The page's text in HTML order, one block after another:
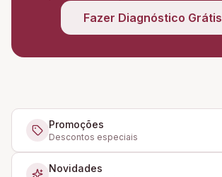
Fazer Diagnóstico Grátis
Promoções
Descontos especiais
Novidades